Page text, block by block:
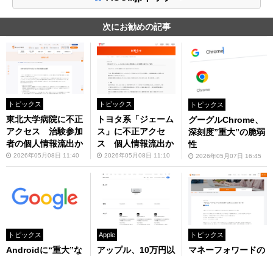
次にお勧めの記事
トピックス
東北大学病院に不正
アクセス 治験参加
者の個人情報流出か
2026年05月08日 11:40
トピックス
トヨタ系「ジェーム
ス」に不正アクセ
ス 個人情報流出か
2026年05月08日 11:10
トピックス
グーグルChrome、
深刻度”重大”の脆弱
性
2026年05月07日 16:45
トピックス
Androidに“重大”な
Apple
アップル、10万円以
トピックス
マネーフォワードの